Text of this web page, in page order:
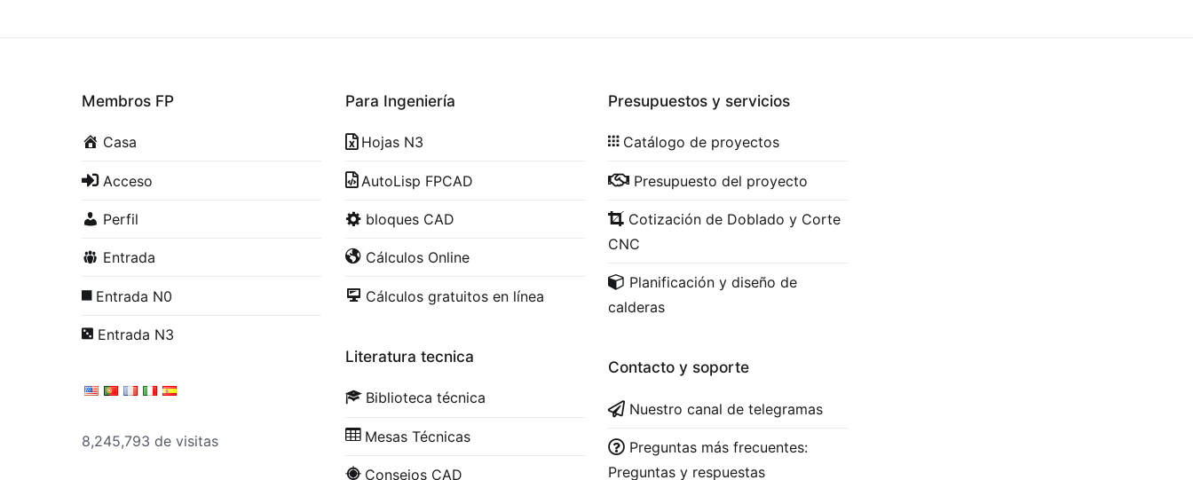
Membros FP
Casa
Acceso
Perfil
Entrada
Entrada N0
Entrada N3
8,245,793 de visitas
Para Ingeniería
Hojas N3
AutoLisp FPCAD
bloques CAD
Cálculos Online
Cálculos gratuitos en línea
Literatura tecnica
Biblioteca técnica
Mesas Técnicas
Consejos CAD
Presupuestos y servicios
Catálogo de proyectos
Presupuesto del proyecto
Cotización de Doblado y Corte
CNC
Planificación y diseño de
calderas
Contacto y soporte
Nuestro canal de telegramas
Preguntas más frecuentes:
Preguntas y respuestas